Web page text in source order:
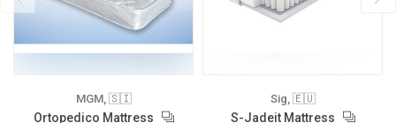
MGM, 🇸🇮
Ortopedico Mattress
Sig, 🇪🇺
S-Jadeit Mattress